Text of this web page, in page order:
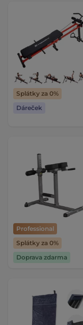
Splátky za 0%
Dáreček
Professional
Splátky za 0%
Doprava zdarma